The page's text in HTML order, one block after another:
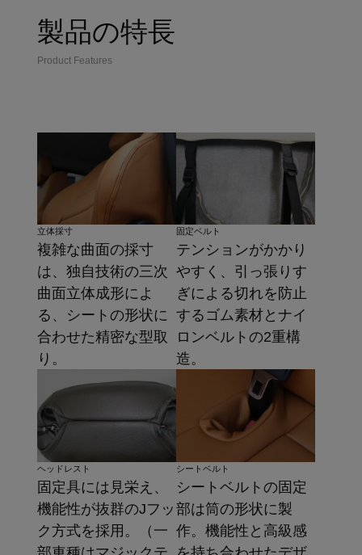
製品の特長
Product Features
立体採寸
複雑な曲面の採寸
は、独自技術の三次
曲面立体成形によ
る、シートの形状に
合わせた精密な型取
り。
固定ベルト
テンションがかかり
やすく、引っ張りす
ぎによる切れを防止
するゴム素材とナイ
ロンベルトの2重構
造。
ヘッドレスト
固定具には見栄え、
機能性が抜群のJフッ
ク方式を採用。（一
シートベルト
シートベルトの固定
部は筒の形状に製
作。機能性と高級感